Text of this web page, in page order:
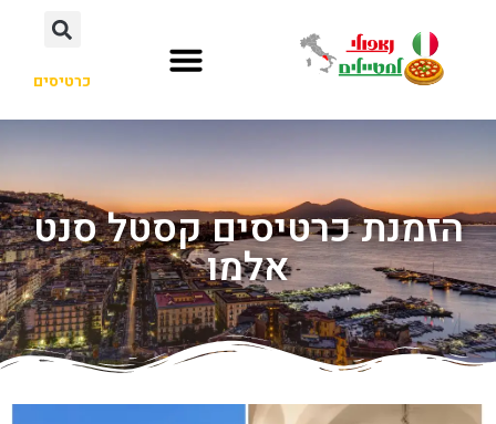
כרטיסים
הזמנת כרטיסים קסטל סנט
אלמו